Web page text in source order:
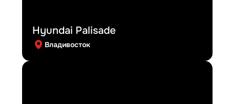
Hyundai Palisade
Владивосток